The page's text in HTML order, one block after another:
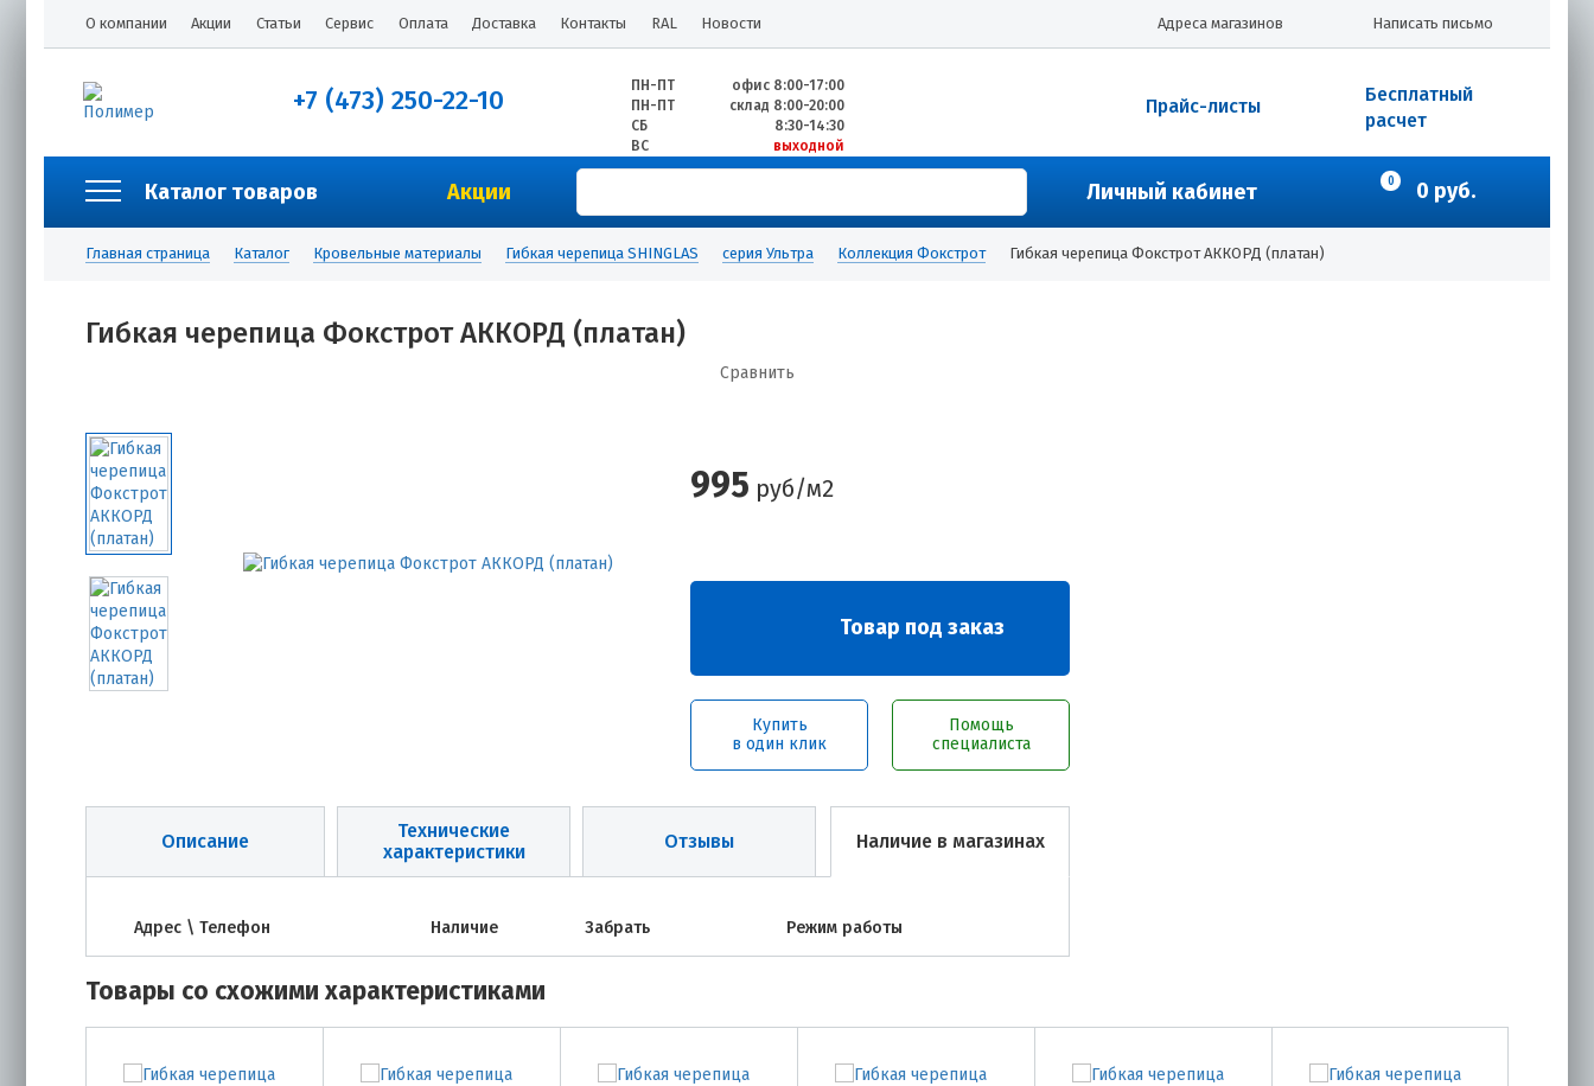
О компании Акции Статьи Сервис Оплата Доставка Контакты RAL Новости Написать письмо
Адреса магазинов
+7 (473) 250-22-10 ПН-ПТ
офис 8:00-17:00
ПН-ПТ
склад 8:00-20:00
СБ
8:30-14:30
ВС
выходной
Бесплатный
расчет
Прайс-листы
Каталог товаров Акции Личный кабинет 0 0 руб.
Главная страница Каталог Кровельные материалы Гибкая черепица SHINGLAS серия Ультра Коллекция Фокстрот Гибкая черепица Фокстрот АККОРД (платан)
Гибкая черепица Фокстрот АККОРД (платан)
Сравнить
995 руб/м2
Товар под заказ
Купить
в один клик
Помощь
специалиста
Описание
Технические
характеристики
Отзывы Наличие в магазинах
Адрес \ Телефон Наличие Забрать Режим работы
Товары со схожими характеристиками